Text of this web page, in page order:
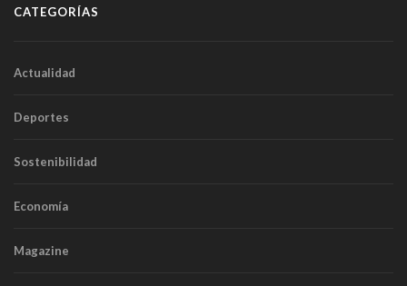
CATEGORÍAS
Actualidad
Deportes
Sostenibilidad
Economía
Magazine